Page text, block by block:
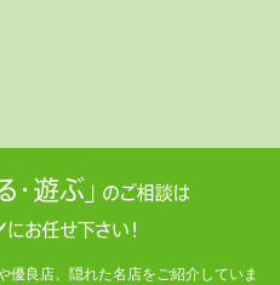
優良店、隠れた名店をご紹介していま